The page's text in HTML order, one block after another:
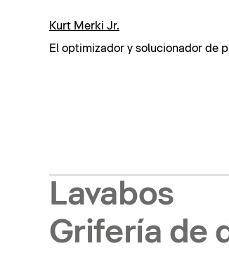
Kurt Merki Jr.
El optimizador y solucionador de
Lavabos
Grifería de